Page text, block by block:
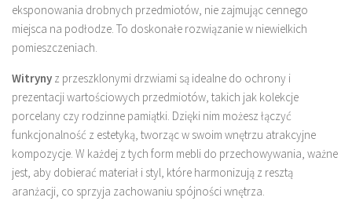
eksponowania drobnych przedmiotów, nie zajmując cennego
miejsca na podłodze. To doskonałe rozwiązanie w niewielkich
pomieszczeniach.
Witryny z przeszklonymi drzwiami są idealne do ochrony i
prezentacji wartościowych przedmiotów, takich jak kolekcje
porcelany czy rodzinne pamiątki. Dzięki nim możesz łączyć
funkcjonalność z estetyką, tworząc w swoim wnętrzu atrakcyjne
kompozycje. W każdej z tych form mebli do przechowywania, ważne
jest, aby dobierać materiał i styl, które harmonizują z resztą
aranżacji, co sprzyja zachowaniu spójności wnętrza.